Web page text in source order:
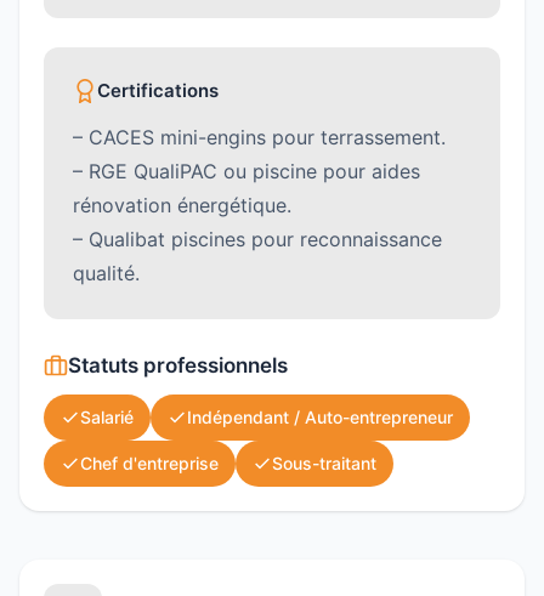
Certifications
– CACES mini-engins pour terrassement.
– RGE QualiPAC ou piscine pour aides
rénovation énergétique.
– Qualibat piscines pour reconnaissance
qualité.
Statuts professionnels
Salarié Indépendant / Auto-entrepreneur
Chef d'entreprise Sous-traitant